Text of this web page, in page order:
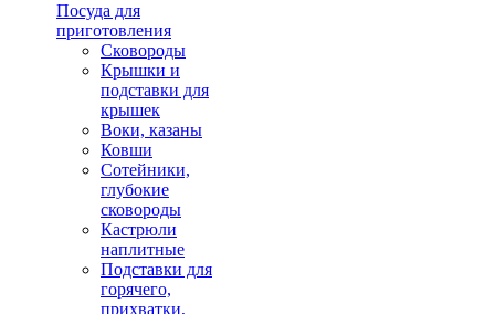
Посуда для
приготовления
Сковороды
Крышки и
подставки для
крышек
Воки, казаны
Ковши
Сотейники,
глубокие
сковороды
Кастрюли
наплитные
Подставки для
горячего,
прихватки,